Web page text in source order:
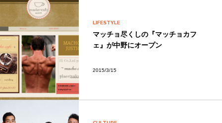
LIFESTYLE
マッチョ尽くしの『マッチョカフ
ェ』が中野にオープン
2015/3/15